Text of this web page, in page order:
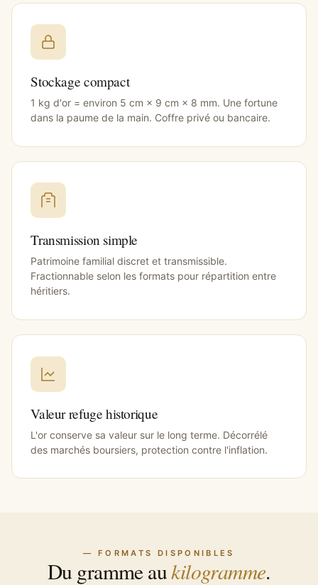
Stockage compact
1 kg d'or = environ 5 cm × 9 cm × 8 mm. Une fortune
dans la paume de la main. Coffre privé ou bancaire.
Transmission simple
Patrimoine familial discret et transmissible.
Fractionnable selon les formats pour répartition entre
héritiers.
Valeur refuge historique
L'or conserve sa valeur sur le long terme. Décorrélé
des marchés boursiers, protection contre l'inflation.
— FORMATS DISPONIBLES
Du gramme aukilogramme.